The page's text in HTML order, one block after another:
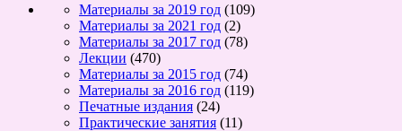
Материалы за 2019 год (109)
Материалы за 2021 год (2)
Материалы за 2017 год (78)
Лекции (470)
Материалы за 2015 год (74)
Материалы за 2016 год (119)
Печатные издания (24)
Практические занятия (11)